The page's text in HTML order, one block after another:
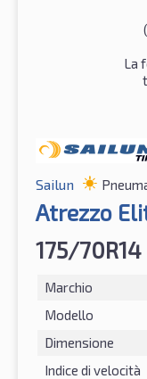
La
Sailun
Atrezzo
175/
Marchio
Modello
Dimensione
Indice di velocità